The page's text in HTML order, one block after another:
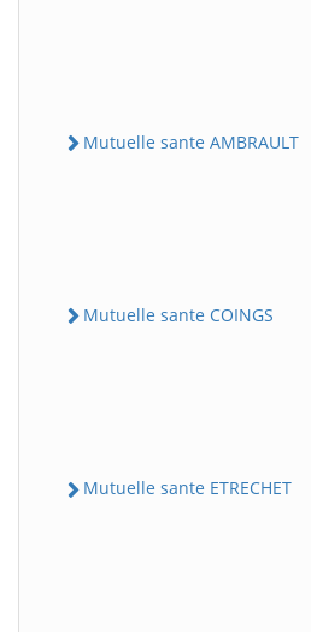
Mutuelle sante AMBRAULT
Mutuelle sante COINGS
Mutuelle sante ETRECHET